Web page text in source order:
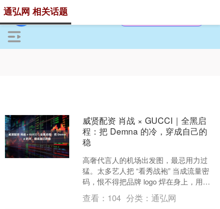
通弘网 相关话题
威贤配资 肖战 × GUCCI｜全黑启
程：把 Demna 的冷，穿成自己的
稳
高奢代言人的机场出发图，最忌用力过
猛。太多艺人把 “看秀战袍” 当成流量密
码，恨不得把品牌 logo 焊在身上，用力
凹 “高奢人上人” 的架子，反而丢了自己
的魂....
查看： 104 分类：通弘网